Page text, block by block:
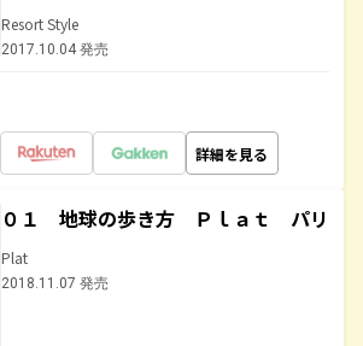
Resort Style
2017.10.04 発売
詳細を見る
０１ 地球の歩き方 Ｐｌａｔ パリ
Plat
2018.11.07 発売